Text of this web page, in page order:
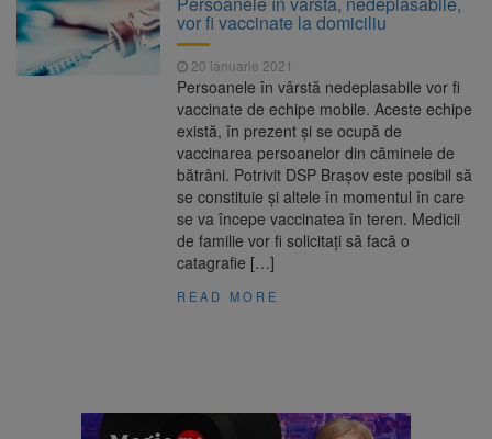
Nivelul Dunării a început să crească
8 august 2026
Asociația Română pentru
Iluminat cere reducerea luminii pe timpul
nopții, nu oprirea iluminatului public
Trafic blocat pe DN1E Brașov
– Poiana Brașov după un accident. Două
persoane primesc îngrijiri medicale
Se schimbă examenul de
medic specialist. Subiecte unice în toată țara,
aceeași oră și același barem
vor fi vaccinate la domiciliu
20 ianuarie 2021
Persoanele în vârstă nedeplasabile vor fi
vaccinate de echipe mobile. Aceste echipe
există, în prezent și se ocupă de
vaccinarea persoanelor din căminele de
bătrâni. Potrivit DSP Brașov este posibil să
se constituie și altele în momentul în care
se va începe vaccinatea în teren. Medicii
de familie vor fi solicitați să facă o
catagrafie […]
READ MORE